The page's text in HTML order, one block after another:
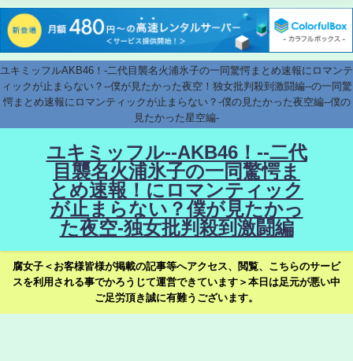
ユキミッフルAKB46！-二代目襲名火浦氷子の一同驚愕まとめ速報にロマンテ
ィックが止まらない？--僕が見たかった夜空！独女批判殺到激闘編--の一同驚
愕まとめ速報にロマンティックが止まらない？-僕の見たかった夜空編--僕の
見たかった星空編-
ユキミッフル--AKB46！--二代
目襲名火浦氷子の一同驚愕ま
とめ速報！にロマンティック
が止まらない？僕が見たかっ
た夜空-独女批判殺到激闘編
腐女子＜お客様皆様が掲載の記事等へアクセス、閲覧、こちらのサービ
スを利用される事でかろうじて運営できています＞本日は足元が悪い中
ご足労頂き誠に有難うございます。